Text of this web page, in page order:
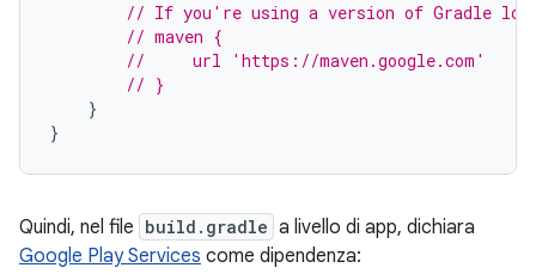
// If you're using a version of Gradle
// maven {
//     url 'https://maven.google.com'
// }
}
}
Quindi, nel file build.gradle a livello di app, dichiara
Google Play Services come dipendenza: